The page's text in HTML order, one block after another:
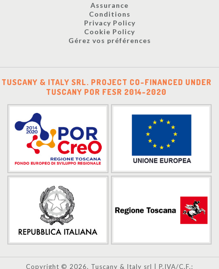
Assurance
Conditions
Privacy Policy
Cookie Policy
Gérez vos préférences
TUSCANY & ITALY SRL. PROJECT CO-FINANCED UNDER
TUSCANY POR FESR 2014-2020
Copyright © 2026, Tuscany & Italy srl | P.IVA/C.F.: